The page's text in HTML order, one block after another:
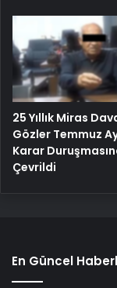
25 Yıllık Miras
Gözler Temmuz
Karar
Çevrildi
En Güncel